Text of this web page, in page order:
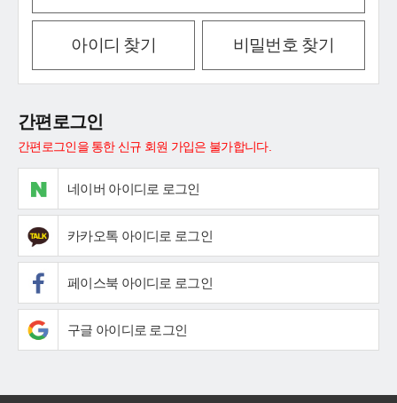
아이디 찾기 비밀번호 찾기
간편로그인
간편로그인을 통한 신규 회원 가입은 불가합니다.
네이버 아이디로 로그인
카카오톡 아이디로 로그인
페이스북 아이디로 로그인
구글 아이디로 로그인